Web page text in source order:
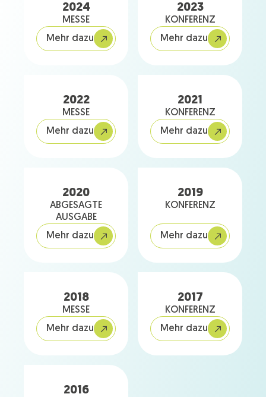
2024
MESSE
Mehr dazu
2023
KONFERENZ
Mehr dazu
2022
MESSE
Mehr dazu
2021
KONFERENZ
Mehr dazu
2020
ABGESAGTE
AUSGABE
Mehr dazu
2019
KONFERENZ
Mehr dazu
2018
MESSE
Mehr dazu
2017
KONFERENZ
Mehr dazu
2016